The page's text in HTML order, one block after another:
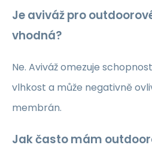
Je aviváž pro
vhodná?
Ne. Aviváž omezuje
vlhkost a může negativně
membrán.
Jak často mám